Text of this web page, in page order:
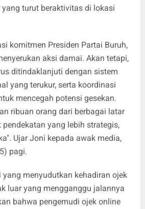
turut beraktivitas di lokasi
komitmen Presiden Partai Buruh,
aksi damai. Akan tetapi,
ditindaklanjuti dengan sistem
yang terukur, serta koordinasi
mencegah potensi gesekan.
ribuan orang dari berbagai latar
yang lebih strategis,
Ujar Joni kepada awak media,
pagi.
menyudutkan kehadiran ojek
luar yang mengganggu jalannya
bahwa pengemudi ojek online